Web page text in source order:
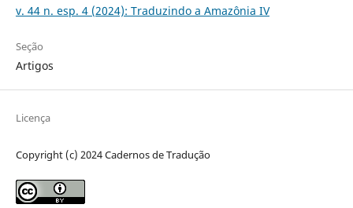
v. 44 n. esp. 4 (2024): Traduzindo a Amazônia IV
Seção
Artigos
Licença
Copyright (c) 2024 Cadernos de Tradução